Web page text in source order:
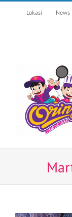
Skip
Lokasi News